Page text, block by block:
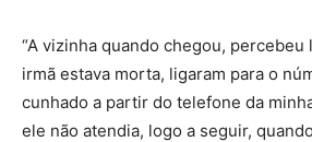
“A vizinha quando chegou, percebeu
irmã estava morta, ligaram para o
cunhado a partir do telefone da
ele não atendia, logo a seguir,